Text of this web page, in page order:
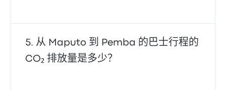
从 Maputo 到 Pemba 的巴士行程的
CO₂ 排放量是多少？